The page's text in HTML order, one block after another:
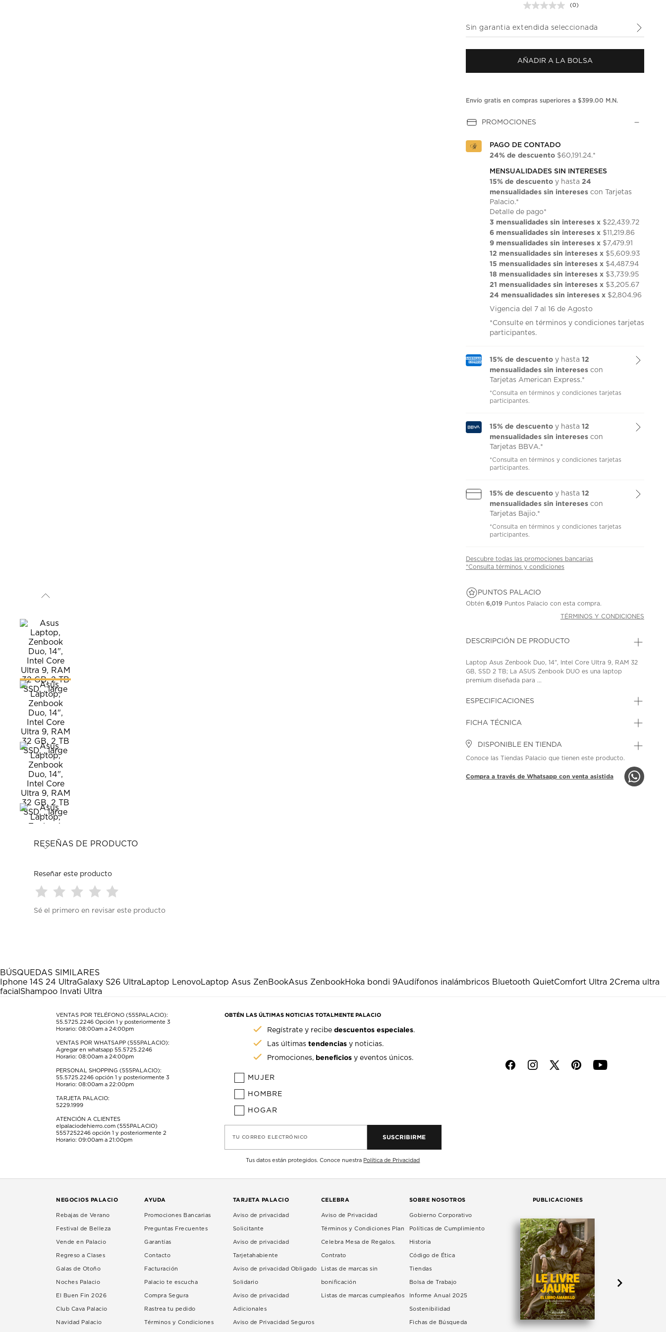
Sin
Enlace
misma
página.
(0)
Sin garantia extendida seleccionada
AÑADIR A LA BOLSA
Envío gratis en compras superiores a $399.00 M.N.
PROMOCIONES
PAGO DE CONTADO
24% de descuento $60,191.24.*
MENSUALIDADES SIN INTERESES
15% de descuento y hasta24
mensualidades sin intereses con Tarjetas
Palacio.*
Detalle de pago*
3 mensualidades sin intereses x $22,439.72
6 mensualidades sin intereses x $11,219.86
9 mensualidades sin intereses x $7,479.91
12 mensualidades sin intereses x $5,609.93
15 mensualidades sin intereses x $4,487.94
18 mensualidades sin intereses x $3,739.95
21 mensualidades sin intereses x $3,205.67
24 mensualidades sin intereses x $2,804.96
Vigencia del 7 al 16 de Agosto
*Consulte en términos y condiciones tarjetas
participantes.
15% de descuento y hasta12
mensualidades sin intereses con
Tarjetas American Express.*
*Consulta en términos y condiciones tarjetas
participantes.
15% de descuento y hasta12
mensualidades sin intereses con
Tarjetas BBVA.*
*Consulta en términos y condiciones tarjetas
participantes.
15% de descuento y hasta12
mensualidades sin intereses con
Tarjetas Bajio.*
*Consulta en términos y condiciones tarjetas
participantes.
Descubre todas las promociones bancarias
*Consulta términos y condiciones
PUNTOS PALACIO
Obtén6,019 Puntos Palacio con esta compra.
TÉRMINOS Y CONDICIONES
DESCRIPCIÓN DE PRODUCTO
Laptop Asus Zenbook Duo, 14", Intel Core Ultra 9, RAM 32
GB, SSD 2 TB; La ASUS Zenbook DUO es una laptop
premium diseñada para ...
ESPECIFICACIONES
FICHA TÉCNICA
DISPONIBLE EN TIENDA
Conoce las Tiendas Palacio que tienen este producto.
Compra a través de Whatsapp con venta asistida
RESEÑAS DE PRODUCTO
Reseñar este producto
para
estrella
Esta
acción
abrirá
formulario
para
estrellas.
Esta
acción
abrirá
formulario
de
para
estrellas.
Esta
acción
abrirá
formulario
de
para
estrellas.
Esta
acción
abrirá
formulario
de
para
Esta
acción
formulario
de
envío.
Sé el primero en revisar este producto
BÚSQUEDAS SIMILARES
Iphone 14S 24 UltraGalaxy S26 UltraLaptop LenovoLaptop Asus ZenBookAsus ZenbookHoka bondi 9Audífonos inalámbricos Bluetooth QuietComfort Ultra 2Crema ultra
facial Shampoo Invati Ultra
VENTAS POR TELÉFONO (555PALACIO):
55.5725.2246 Opción 1 y posteriormente 3
Horario: 08:00am a 24:00pm
VENTAS POR WHATSAPP (555PALACIO):
Agregar en whatsapp 55.5725.2246
Horario: 08:00am a 24:00pm
PERSONAL SHOPPING (555PALACIO):
55.5725.2246 opción 1 y posteriormente 3
Horario: 08:00am a 22:00pm
TARJETA PALACIO:
5229.1999
ATENCIÓN A CLIENTES
elpalaciodehierro.com (555PALACIO)
5557252246 opción 1 y posteriormente 2
Horario: 09:00am a 21:00pm
OBTÉN LAS ÚLTIMAS NOTICIAS TOTALMENTE PALACIO
Regístrate y recibedescuentos especiales.
Las últimastendencias y noticias.
Promociones, beneficios y eventos únicos.
MUJER
HOMBRE
HOGAR
TU CORREO ELECTRÓNICO SUSCRIBIRME
Tus datos están protegidos. Conoce nuestra Política de Privacidad
f i p y
NEGOCIOS PALACIO
Rebajas de Verano
Festival de Belleza
Vende en Palacio
Regreso a Clases
Galas de Otoño
Noches Palacio
El Buen Fin 2026
Club Cava Palacio
Navidad Palacio
AYUDA
Promociones Bancarias
Preguntas Frecuentes
Garantías
Contacto
Facturación
Palacio te escucha
Compra Segura
Rastrea tu pedido
Términos y Condiciones
TARJETA PALACIO
Aviso de privacidad
Solicitante
Aviso de privacidad
Tarjetahabiente
Aviso de privacidad Obligado
Solidario
Aviso de privacidad
Adicionales
Aviso de Privacidad Seguros
CELEBRA
Aviso de Privacidad
Términos y Condiciones Plan
Celebra Mesa de Regalos.
Contrato
Listas de marcas sin
bonificación
Listas de marcas cumpleaños
SOBRE NOSOTROS
Gobierno Corporativo
Políticas de Cumplimiento
Historia
Código de Ética
Tiendas
Bolsa de Trabajo
Informe Anual 2025
Sostenibilidad
Fichas de Búsqueda
PUBLICACIONES